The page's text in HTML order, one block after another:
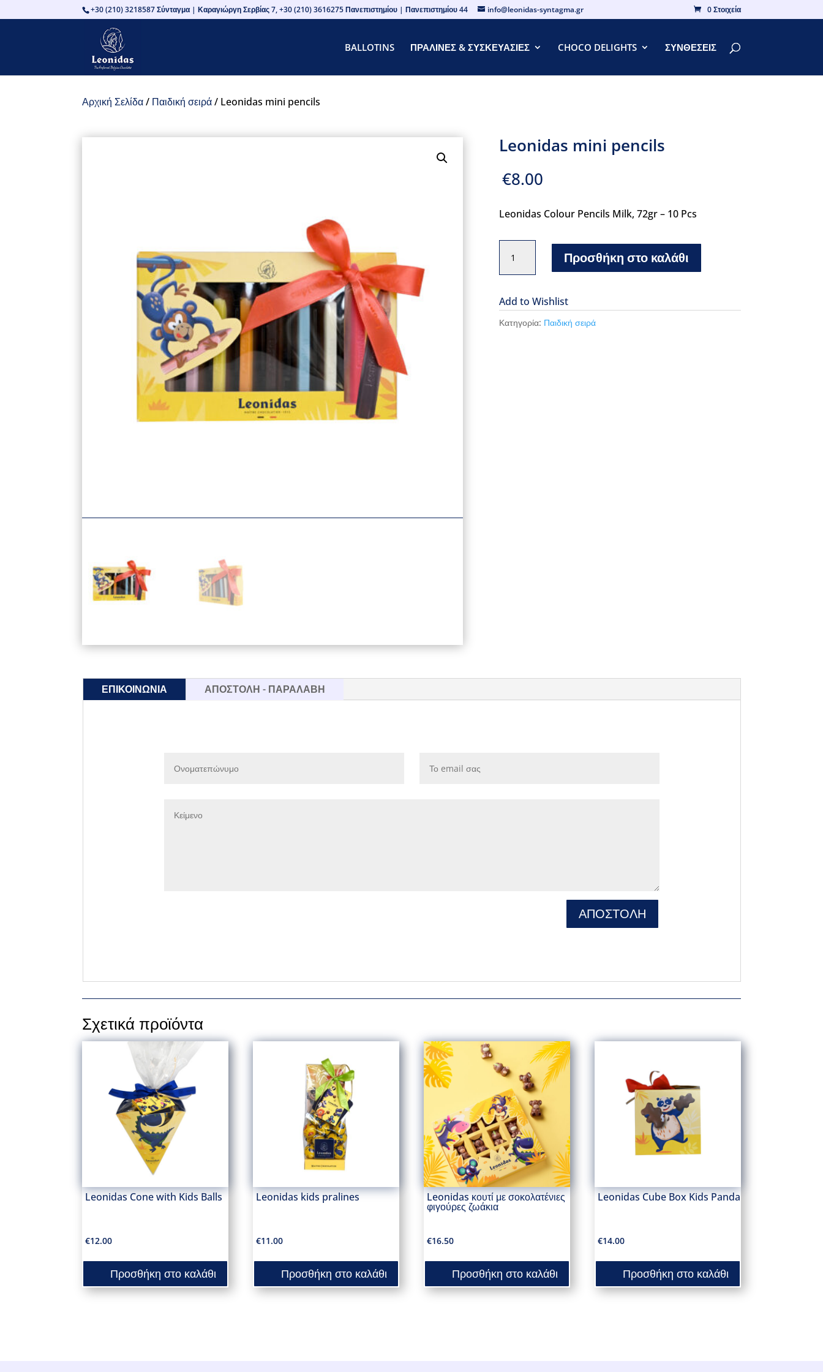
+30 (210) 3218587 Σύνταγμα | Καραγιώργη Σερβίας 7, +30 (210) 3616275 Πανεπιστημίου | Πανεπιστημίου 44 info@leonidas-syntagma.gr 0 Στοιχεία
BALLOTINS ΠΡΑΛΙΝΕΣ & ΣΥΣΚΕΥΑΣΙΕΣ CHOCO DELIGHTS ΣΥΝΘΕΣΕΙΣ
Αρχική Σελίδα/ Παιδική σειρά/ Leonidas mini pencils
Leonidas mini pencils
€8.00
Leonidas Colour Pencils Milk, 72gr – 10 Pcs
mini
ποσότητα
Προσθήκη στο καλάθι
Add to Wishlist
Κατηγορία: Παιδική σειρά
ΕΠΙΚΟΙΝΩΝΙΑ ΑΠΟΣΤΟΛΗ - ΠΑΡΑΛΑΒΗ
ΑΠΟΣΤΟΛΗ
Σχετικά προϊόντα
Leonidas Cone with Kids Balls
€12.00
Προσθήκη στο καλάθι
Leonidas kids pralines
€11.00
Προσθήκη στο καλάθι
Leonidas κουτί με σοκολατένιες
φιγούρες ζωάκια
€16.50
Προσθήκη στο καλάθι
Leonidas Cube Box Kids Panda
€14.00
Προσθήκη στο καλάθι